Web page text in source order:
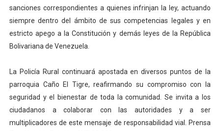
sanciones correspondientes a quienes infrinjan la ley, actuando
siempre dentro del ámbito de sus competencias legales y en
estricto apego a la Constitución y demás leyes de la República
Bolivariana de Venezuela.
La Policía Rural continuará apostada en diversos puntos de la
parroquia Caño El Tigre, reafirmando su compromiso con la
seguridad y el bienestar de toda la comunidad. Se invita a los
ciudadanos a colaborar con las autoridades y a ser
multiplicadores de este mensaje de responsabilidad vial. Prensa